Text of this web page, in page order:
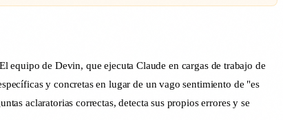
equipo de Devin, que ejecuta Claude en cargas de trabajo de
y concretas en lugar de un vago sentimiento de "es
aclaratorias correctas, detecta sus propios errores y se